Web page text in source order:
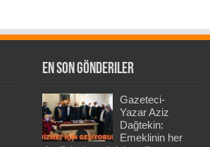
En Son Gönderiler
Gazeteci-
Yazar Aziz
Dağtekin:
Emeklinin her